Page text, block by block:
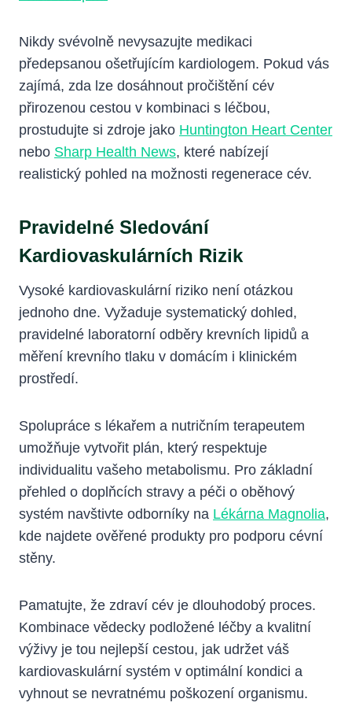
Nikdy svévolně nevysazujte medikaci
předepsanou ošetřujícím kardiologem. Pokud vás
zajímá, zda lze dosáhnout pročištění cév
přirozenou cestou v kombinaci s léčbou,
prostudujte si zdroje jako Huntington Heart Center
nebo Sharp Health News, které nabízejí
realistický pohled na možnosti regenerace cév.
Pravidelné Sledování
Kardiovaskulárních Rizik
Vysoké kardiovaskulární riziko není otázkou
jednoho dne. Vyžaduje systematický dohled,
pravidelné laboratorní odběry krevních lipidů a
měření krevního tlaku v domácím i klinickém
prostředí.
Spolupráce s lékařem a nutričním terapeutem
umožňuje vytvořit plán, který respektuje
individualitu vašeho metabolismu. Pro základní
přehled o doplňcích stravy a péči o oběhový
systém navštivte odborníky na Lékárna Magnolia,
kde najdete ověřené produkty pro podporu cévní
stěny.
Pamatujte, že zdraví cév je dlouhodobý proces.
Kombinace vědecky podložené léčby a kvalitní
výživy je tou nejlepší cestou, jak udržet váš
kardiovaskulární systém v optimální kondici a
vyhnout se nevratnému poškození organismu.